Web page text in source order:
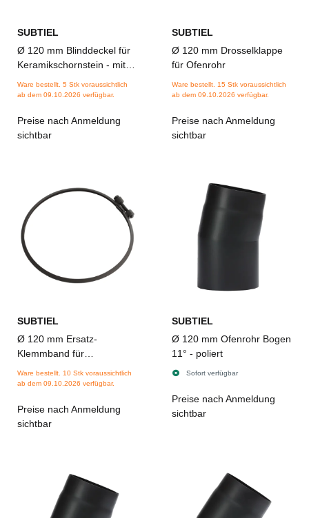
SUBTIEL
Ø 120 mm Blinddeckel für
Keramikschornstein - mit
Ware bestellt. 5 Stk voraussichtlich
ab dem 09.10.2026 verfügbar.
Preise nach Anmeldung
sichtbar
SUBTIEL
Ø 120 mm Drosselklappe
für Ofenrohr
Ware bestellt. 15 Stk voraussichtlich
ab dem 09.10.2026 verfügbar.
Preise nach Anmeldung
sichtbar
SUBTIEL
Ø 120 mm Ersatz-
Klemmband für
Ofenrohrbögen
Ware bestellt. 10 Stk voraussichtlich
ab dem 09.10.2026 verfügbar.
Preise nach Anmeldung
sichtbar
SUBTIEL
Ø 120 mm Ofenrohr Bogen
11° - poliert
Sofort verfügbar
Preise nach Anmeldung
sichtbar